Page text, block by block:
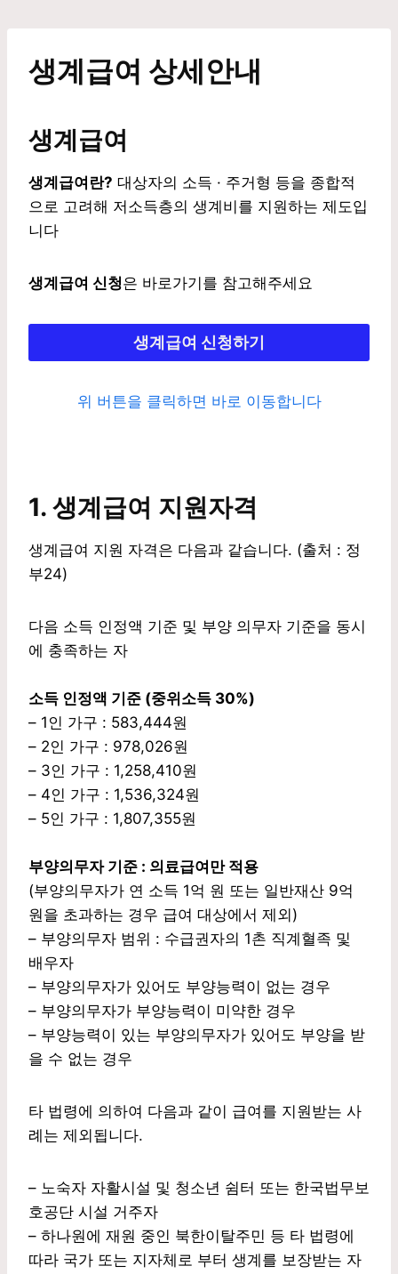
content생계급여 상세안내
생계급여
생계급여란? 대상자의 소득 · 주거형 등을 종합적
으로 고려해 저소득층의 생계비를 지원하는 제도입
니다
생계급여 신청은 바로가기를 참고해주세요
생계급여 신청하기
위 버튼을 클릭하면 바로 이동합니다
1. 생계급여 지원자격
생계급여 지원 자격은 다음과 같습니다. (출처 : 정
부24)
다음 소득 인정액 기준 및 부양 의무자 기준을 동시
에 충족하는 자
소득 인정액 기준 (중위소득 30%)
– 1인 가구 : 583,444원
– 2인 가구 : 978,026원
– 3인 가구 : 1,258,410원
– 4인 가구 : 1,536,324원
– 5인 가구 : 1,807,355원
부양의무자 기준 : 의료급여만 적용
(부양의무자가 연 소득 1억 원 또는 일반재산 9억
원을 초과하는 경우 급여 대상에서 제외)
– 부양의무자 범위 : 수급권자의 1촌 직계혈족 및
배우자
– 부양의무자가 있어도 부양능력이 없는 경우
– 부양의무자가 부양능력이 미약한 경우
– 부양능력이 있는 부양의무자가 있어도 부양을 받
을 수 없는 경우
타 법령에 의하여 다음과 같이 급여를 지원받는 사
례는 제외됩니다.
– 노숙자 자활시설 및 청소년 쉼터 또는 한국법무보
호공단 시설 거주자
– 하나원에 재원 중인 북한이탈주민 등 타 법령에
따라 국가 또는 지자체로 부터 생계를 보장받는 자